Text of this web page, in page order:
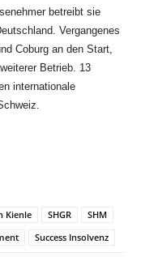
betreibt sie
Vergangenes
Coburg an den Start,
Betrieb. 13
internationale
Kienle SHGR
SHM
Success Insolvenz